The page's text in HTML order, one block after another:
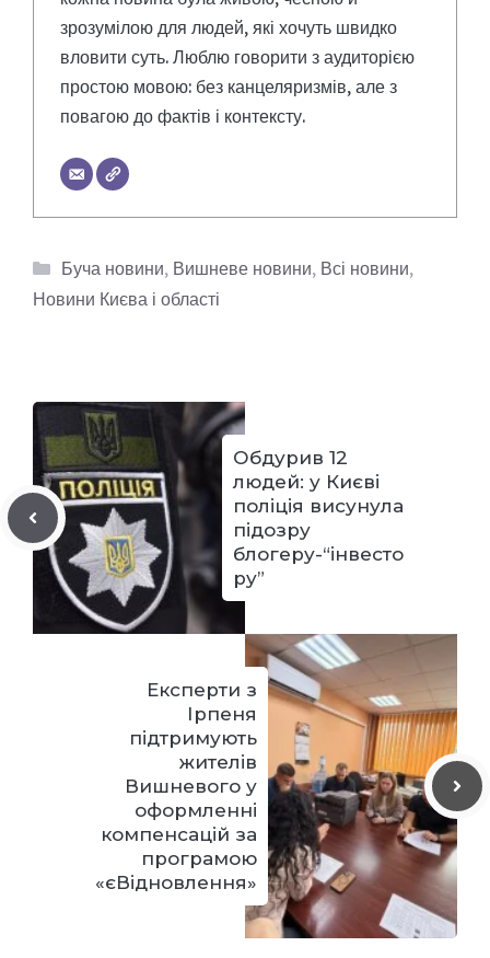
зрозумілою для людей, які хочуть швидко
вловити суть. Люблю говорити з аудиторією
простою мовою: без канцеляризмів, але з
повагою до фактів і контексту.
Категорії
Буча новини, Вишневе новини, Всі новини,
Новини Києва і області
Обдурив 12
людей: у Києві
поліція висунула
підозру
блогеру-“інвесто
ру”
Експерти з
Ірпеня
підтримують
жителів
Вишневого у
оформленні
компенсацій за
програмою
«єВідновлення»